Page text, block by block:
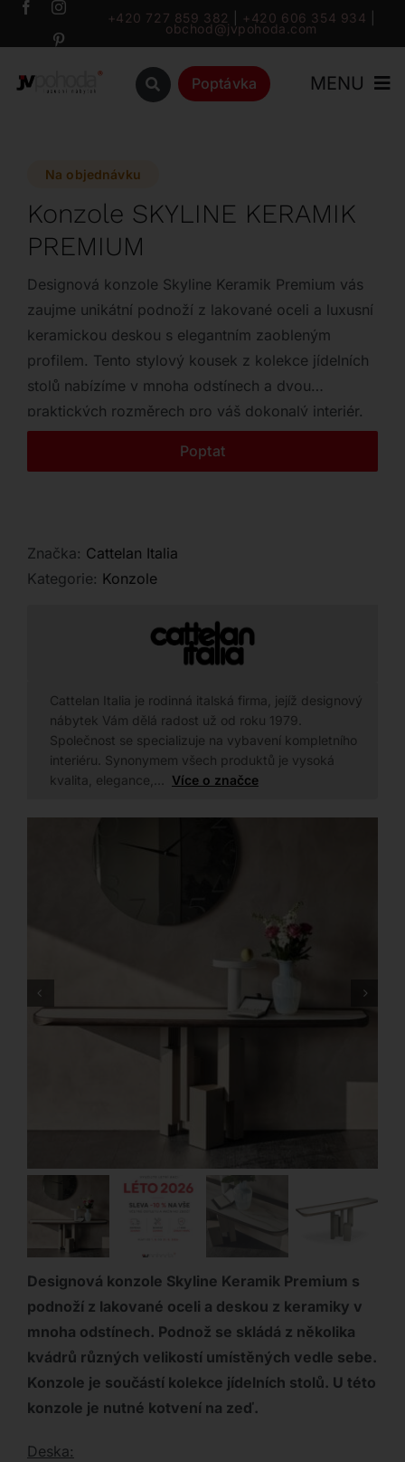
Přeskočit
+420 727 859 382 +420 606 354 934
obchod@jvpohoda.com
Poptávka MENU
Značky
Outlet
Kontakt
Na objednávku
Konzole SKYLINE KERAMIK
PREMIUM
Designová konzole Skyline Keramik Premium vás
zaujme unikátní podnoží z lakované oceli a luxusní
keramickou deskou s elegantním zaobleným
profilem. Tento stylový kousek z kolekce jídelních
stolů nabízíme v mnoha odstínech a dvou
praktických rozměrech pro váš dokonalý interiér.
Poptat
Značka: Cattelan Italia
Kategorie: Konzole
Cattelan Italia je rodinná italská firma, jejíž designový
nábytek Vám dělá radost už od roku 1979.
Společnost se specializuje na vybavení kompletního
interiéru. Synonymem všech produktů je vysoká
kvalita, elegance,… Více o značce
Designová konzole Skyline Keramik Premium s
podnoží z lakované oceli a deskou z keramiky v
mnoha odstínech. Podnož se skládá z několika
kvádrů různých velikostí umístěných vedle sebe.
Konzole je součástí kolekce jídelních stolů. U této
konzole je nutné kotvení na zeď.
Deska: